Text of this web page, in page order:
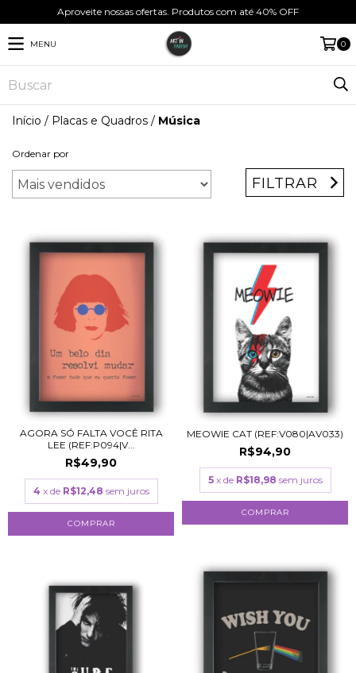
Aproveite nossas ofertas. Produtos com até 40% OFF
MENU 0
Início / Placas e Quadros / Música
Ordenar por
FILTRAR
AGORA SÓ FALTA VOCÊ RITA
LEE (REF:P094|V...
R$49,90
4 x de R$12,48 sem juros
COMPRAR
MEOWIE CAT (REF:V080|AV033)
R$94,90
5 x de R$18,98 sem juros
COMPRAR